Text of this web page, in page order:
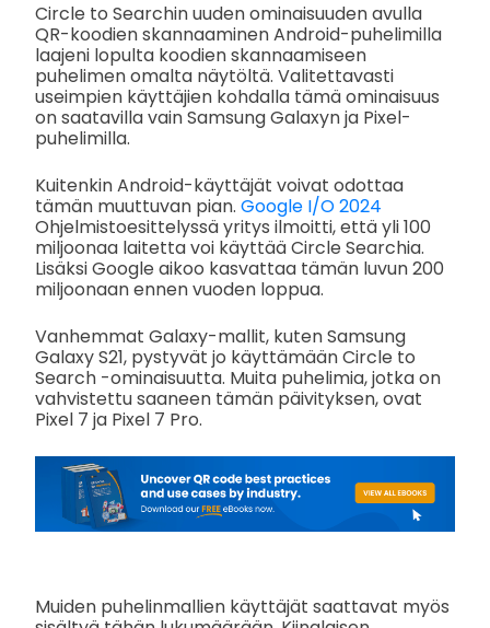
Circle to Searchin uuden ominaisuuden avulla
QR-koodien skannaaminen Android-puhelimilla
laajeni lopulta koodien skannaamiseen
puhelimen omalta näytöltä. Valitettavasti
useimpien käyttäjien kohdalla tämä ominaisuus
on saatavilla vain Samsung Galaxyn ja Pixel-
puhelimilla.
Kuitenkin Android-käyttäjät voivat odottaa
tämän muuttuvan pian. Google I/O 2024
Ohjelmistoesittelyssä yritys ilmoitti, että yli 100
miljoonaa laitetta voi käyttää Circle Searchia.
Lisäksi Google aikoo kasvattaa tämän luvun 200
miljoonaan ennen vuoden loppua.
Vanhemmat Galaxy-mallit, kuten Samsung
Galaxy S21, pystyvät jo käyttämään Circle to
Search -ominaisuutta. Muita puhelimia, jotka on
vahvistettu saaneen tämän päivityksen, ovat
Pixel 7 ja Pixel 7 Pro.
Muiden puhelinmallien käyttäjät saattavat myös